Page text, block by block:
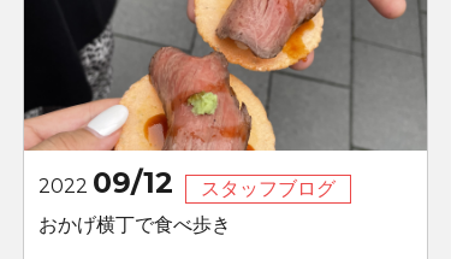
2022 09/12
スタッフブログ
おかげ横丁で食べ歩き